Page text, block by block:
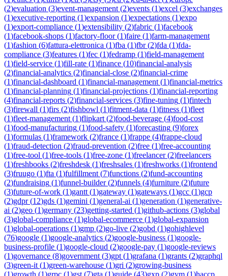
(2)evaluation (3)event-management (2)events (1)excel (3)exchanges
(1)executive-reporting (1)expansion (1)expectations (1)expo
(1)export-compliance (1)extensibility (2)fabric (1)facebook
(1)facebook-shops (1)factory-floor(1)faire (1)farm-management
(1)fashion (6)fattura-elettronica (1)fba (1)fbr(2)fda (1)fda-
compliance (3)features (1)fec (1)fedramp (1)field-management
(1)field-service (1)fill-rate (1)finance (10)financial-analysis
(2)financial-analytics (2)financial-close (2)financial-crime
(1)financial-dashboard (1)financial-management (1)financial-metrics
(1)financial-planning (1)financial-projections (1)financial-reporting
(4)financial-reports (2)financial-services (3)fine-tuning (1)fintech
(3)firewall (1)firs (2)fishbowl (1)fitment-data (1)fitness (1)fleet
(1)fleet-management (1)flipkart (2)food-beverage (4)food-cost
(1)food-manufacturing (1)food-safety (1)forecasting (9)forex
(1)formulas (1)framework (2)france (1)frappe (4)frappe-cloud
(1)fraud-detection (2)fraud-prevention (2)free (1)free-accounting
(1)free-tool (1)free-tools (1)free-zone (1)freelancer(2)freelancers
(1)freshbooks (2)freshdesk (1)freshsales (1)freshworks (1)frontend
(3)fruugo (1)fta (1)fulfillment (7)functions (2)fund-accounting
(2)fundraising (1)funnel-builder(2)funnels (4)furniture (2)future
(3)future-of-work (1)gantt (1)gateway (1)gateways (1)gcc (1)gcp
(2)gdpr(12)gds (1)gemini (1)general-ai (1)generation (1)generative-
ai (2)geo (1)germany (23)getting-started (1)github-actions (3)global
(3)global-compliance (1)global-ecommerce (1)global-expansion
(1)global-operations (1)gmp (2)go-live (2)gobd (1)gohighlevel
(76)google (1)google-analytics (2)google-business (1)google-
business-profile (1)google-cloud (2)google-pay (1)google-reviews
(1)governance (8)government (3)gpt (1)grafana (1)grants (2)graphql
(3)green-it (1)green-warehouse (1)gri (2)growing-business
(1)growth (1)grpc (1)gst (7)gta (1)guide (43)gxp (2)gym (1)haccp